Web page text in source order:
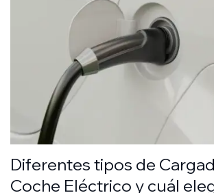
Diferentes tipos de
Coche Eléctrico y cuál